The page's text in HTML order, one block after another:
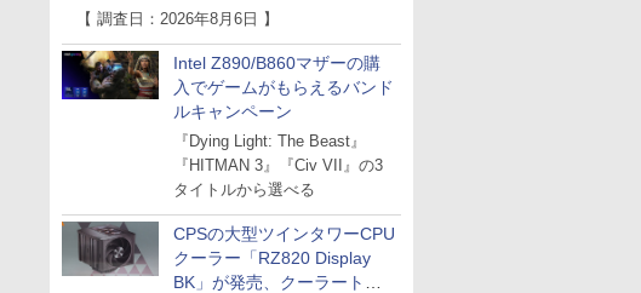
【 調査日：2026年8月6日 】
Intel Z890/B860マザーの購
入でゲームがもらえるバンド
ルキャンペーン
『Dying Light: The Beast』
『HITMAN 3』『Civ VII』の3
タイトルから選べる
CPSの大型ツインタワーCPU
クーラー「RZ820 Display
BK」が発売、クーラートッ